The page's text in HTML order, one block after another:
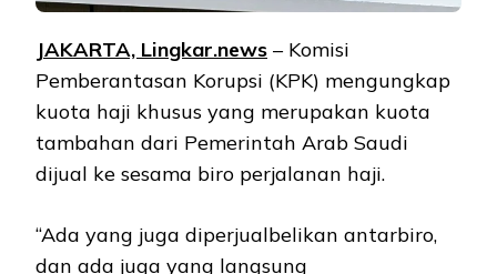
JAKARTA, Lingkar.news – Komisi
Pemberantasan Korupsi (KPK) mengungkap
kuota haji khusus yang merupakan kuota
tambahan dari Pemerintah Arab Saudi
dijual ke sesama biro perjalanan haji.
“Ada yang juga diperjualbelikan antarbiro,
dan ada juga yang langsung